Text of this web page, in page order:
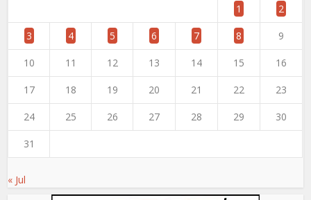
1 2
3 4 5 6 7 8 9
10 11 12 13 14 15 16
17 18 19 20 21 22 23
24 25 26 27 28 29 30
31
« Jul